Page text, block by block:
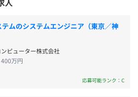
2枚
おります。
全額支給）
定員の5倍、毎年希望者も増え
3月には、ICT教育新規事業とし
講。今後は希望するすべての
インの算数塾の運営に向け
業として拡大していく方針で
人
ムのシステムエンジニア（東京／神
ピューター株式会社
万円
応募可能ランク：C